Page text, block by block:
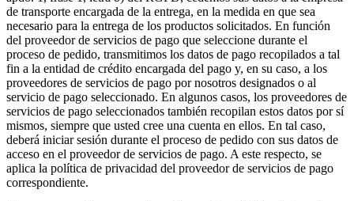
de transporte encargada de la entrega, en la medida en que sea
necesario para la entrega de los productos solicitados. En función
del proveedor de servicios de pago que seleccione durante el
proceso de pedido, transmitimos los datos de pago recopilados a tal
fin a la entidad de crédito encargada del pago y, en su caso, a los
proveedores de servicios de pago por nosotros designados o al
servicio de pago seleccionado. En algunos casos, los proveedores de
servicios de pago seleccionados también recopilan estos datos por sí
mismos, siempre que usted cree una cuenta en ellos. En tal caso,
deberá iniciar sesión durante el proceso de pedido con sus datos de
acceso en el proveedor de servicios de pago. A este respecto, se
aplica la política de privacidad del proveedor de servicios de pago
correspondiente.